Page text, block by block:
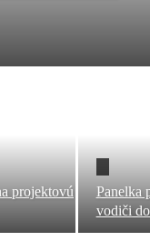
projektovú
Panelka
vodiči